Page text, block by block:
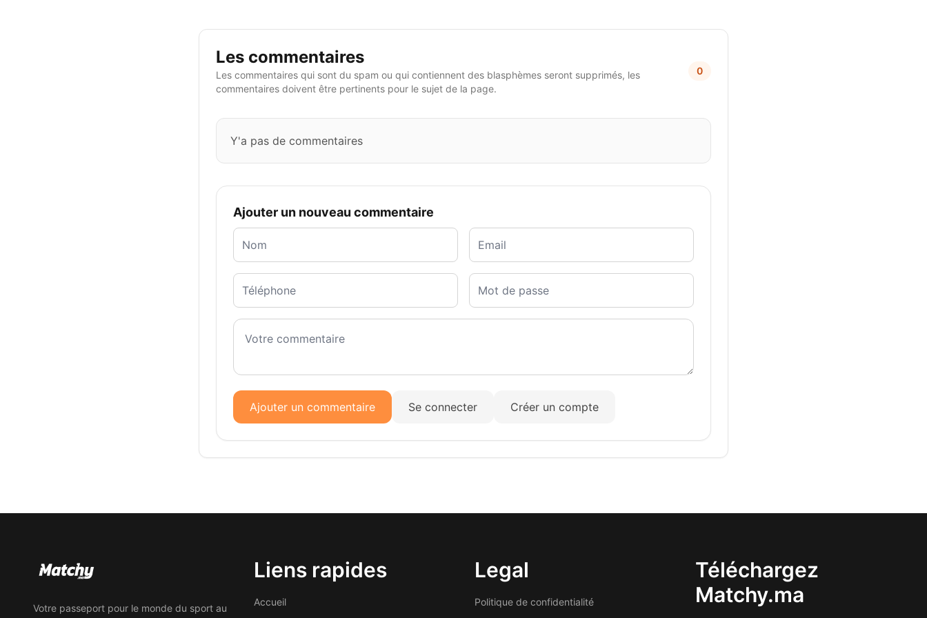
Les commentaires
Les commentaires qui sont du spam ou qui contiennent des blasphèmes seront supprimés, les
commentaires doivent être pertinents pour le sujet de la page.
0
Y'a pas de commentaires
Ajouter un nouveau commentaire
Ajouter un commentaire Se connecter Créer un compte
Votre passeport pour le monde du sport au
Liens rapides
Accueil
Legal
Politique de confidentialité
Téléchargez
Matchy.ma